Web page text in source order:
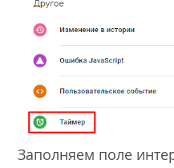
Заполняем поле